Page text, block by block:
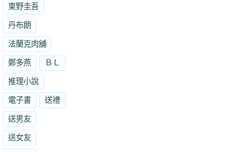
東野圭吾
丹布朗
法蘭克肉舖
鄭多燕 ＢＬ
推理小說
電子書 送禮
送男友
送女友